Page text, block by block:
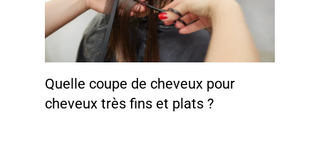
Quelle coupe de cheveux pour
cheveux très fins et plats ?